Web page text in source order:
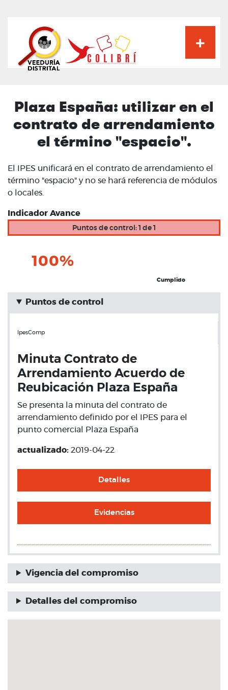
principal
Plaza España: utilizar en el
contrato de arrendamiento
el término "espacio".
El IPES unificará en el contrato de arrendamiento el
término "espacio" y no se hará referencia de módulos
o locales.
Indicador Avance
Puntos de control: 1 de 1
100%
Cumplido
Puntos de control
IpesComp
Minuta Contrato de
Arrendamiento Acuerdo de
Reubicación Plaza España
Se presenta la minuta del contrato de
arrendamiento definido por el IPES para el
punto comercial Plaza España
actualizado: 2019-04-22
Detalles
Evidencias
Vigencia del compromiso
Detalles del compromiso